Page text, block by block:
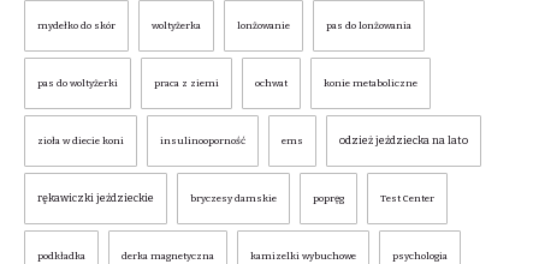
mydełko do skór woltyżerka lonżowanie pas do lonżowania
pas do woltyżerki praca z ziemi ochwat konie metaboliczne
zioła w diecie koni insulinooporność ems odzież jeździecka na lato
rękawiczki jeździeckie bryczesy damskie popręg Test Center
podkładka derka magnetyczna kamizelki wybuchowe psychologia